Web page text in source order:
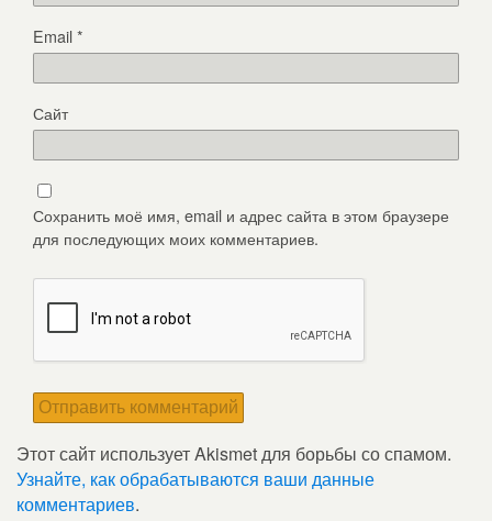
Email*
Сайт
Сохранить моё имя, email и адрес сайта в этом браузере
для последующих моих комментариев.
Этот сайт использует Akismet для борьбы со спамом.
Узнайте, как обрабатываются ваши данные
комментариев.